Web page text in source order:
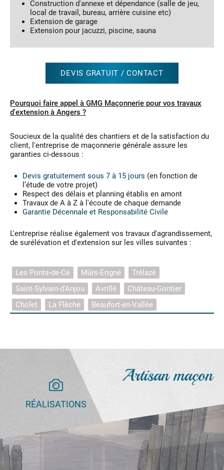
Construction d'annexe et dépendance (salle de jeu,
local de travail, bureau, arrière cuisine etc)
Extension de garage
Extension pour jacuzzi, piscine, sauna
DEVIS GRATUIT / CONTACT
Pourquoi faire appel à GMG Maçonnerie pour vos travaux
d'extension à Angers ?
Soucieux de la qualité des chantiers et de la satisfaction du
client, l'entreprise de maçonnerie générale assure les
garanties ci-dessous :
Devis gratuitement sous 7 à 15 jours (en fonction de
l’étude de votre projet)
Respect des délais et planning établis en amont
Travaux de A à Z à l'écoute de chaque demande
Garantie Décennale et Responsabilité Civile
L'entreprise réalise également vos travaux d'agrandissement,
de surélévation et d'extension sur les villes suivantes :
Les Ponts-de-Cé Mûrs-Erigné
Trélazé
Saint-Sylvain-d'Anjou
Avrillé
Château-Gontier
Cholet
La Flèche Beaufort-en-Vallée
RÉALISATIONS